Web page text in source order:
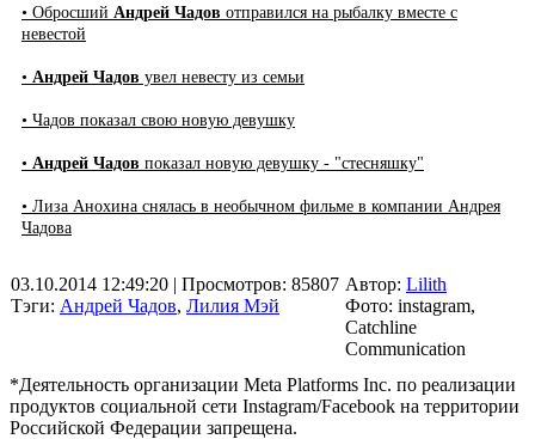
• Обросший Андрей Чадов отправился на рыбалку вместе с
невестой
• Андрей Чадов увел невесту из семьи
• Чадов показал свою новую девушку
• Андрей Чадов показал новую девушку - "стесняшку"
• Лиза Анохина снялась в необычном фильме в компании Андрея
Чадова
03.10.2014 12:49:20 | Просмотров: 85807
Тэги: Андрей Чадов, Лилия Мэй
Автор: Lilith
Фото: instagram,
Catchline
Communication
*Деятельность организации Meta Platforms Inc. по реализации
продуктов социальной сети Instagram/Facebook на территории
Российской Федерации запрещена.